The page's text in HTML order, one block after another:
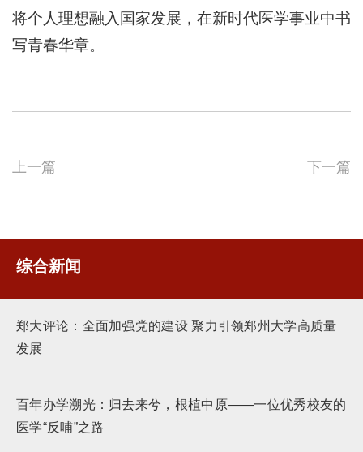
将个人理想融入国家发展，在新时代医学事业中书
写青春华章。
上一篇 下一篇
综合新闻
郑大评论：全面加强党的建设 聚力引领郑州大学高质量
发展
百年办学溯光：归去来兮，根植中原——一位优秀校友的
医学“反哺”之路